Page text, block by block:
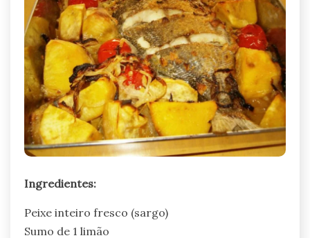
Ingredientes:
Peixe inteiro fresco (sargo)
Sumo de 1 limão